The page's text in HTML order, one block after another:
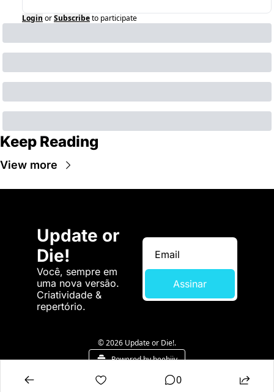
Login orSubscribeto participate
Keep Reading
View more
Update or
Die!
Você, sempre em
uma nova versão.
Criatividade &
repertório.
Assinar
© 2026 Update or Die!.
Powered by beehiiv
0